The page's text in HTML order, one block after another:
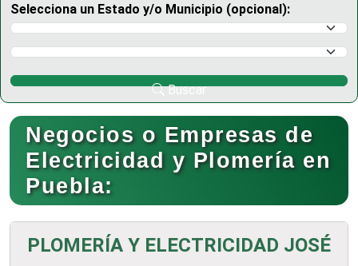
Selecciona un Estado y/o Municipio (opcional):
Selecciona un Estado
Selecciona un Municipio
Buscar
Negocios o Empresas de
Electricidad y Plomería en
Puebla:
PLOMERÍA Y ELECTRICIDAD JOSÉ